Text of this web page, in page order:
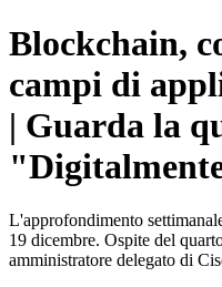
Blockchain,
campi di
| Guarda la
L'approfondimento
19 dicembre. Ospite del
amministratore delegato di